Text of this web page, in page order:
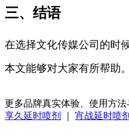
三、结语
在选择文化传媒公司的时
本文能够对大家有所帮助。
更多品牌真实体验、使用方法
享久延时喷剂
宵战延时喷剂